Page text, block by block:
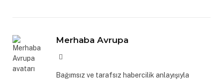
Merhaba Avrupa
Bağımsız ve tarafsız habercilik anlayışıyla